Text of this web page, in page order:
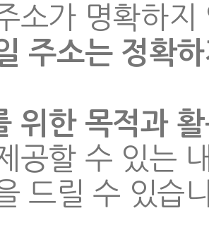
소가 명확하
주소는 정확
위한 목적과
공할 수 있는
드릴 수 있습